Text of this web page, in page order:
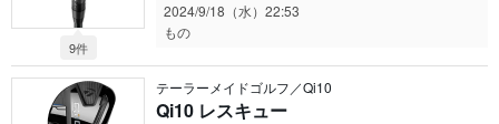
9件
2024/9/18（水）22:53
もの
テーラーメイドゴルフ／Qi10
Qi10 レスキュー